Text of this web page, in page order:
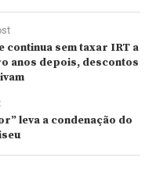
continua sem taxar IRT a
anos depois, descontos
leva a condenação do